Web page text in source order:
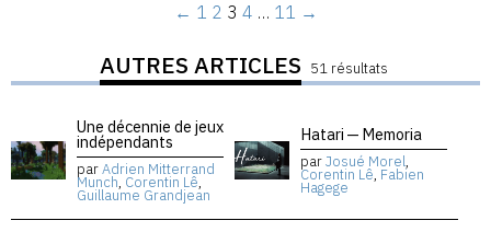
← 1 2 3 4 … 11 →
AUTRES ARTICLES 51 résultats
Une décennie de jeux
indépendants
parAdrien Mitterrand
Munch, Corentin Lê,
Guillaume Grandjean
Hatari — Memoria
parJosué Morel,
Corentin Lê, Fabien
Hagege